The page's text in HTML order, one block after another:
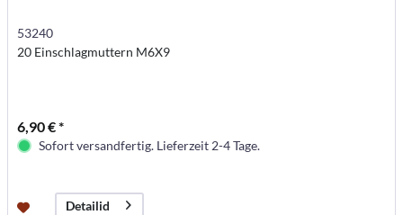
53240
20 Einschlagmuttern M6X9
6,90 € *
Sofort versandfertig. Lieferzeit 2-4 Tage.
Detailid